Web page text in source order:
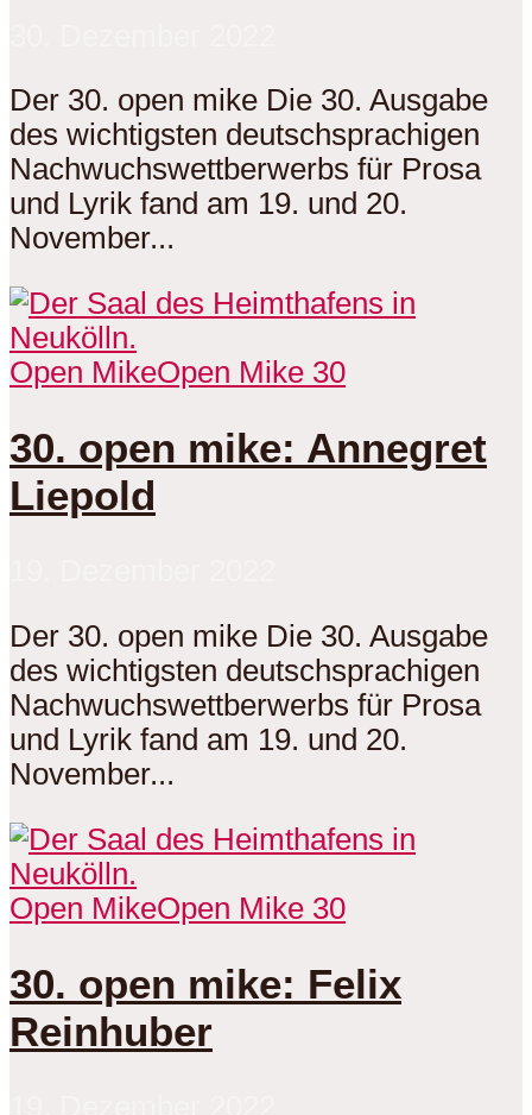
Der 30. open mike Die 30. Ausgabe
des wichtigsten deutschsprachigen
Nachwuchswettberwerbs für Prosa
und Lyrik fand am 19. und 20.
November...
Open MikeOpen Mike 30
30. open mike: Annegret
Liepold
Der 30. open mike Die 30. Ausgabe
des wichtigsten deutschsprachigen
Nachwuchswettberwerbs für Prosa
und Lyrik fand am 19. und 20.
November...
Open MikeOpen Mike 30
30. open mike: Felix
Reinhuber